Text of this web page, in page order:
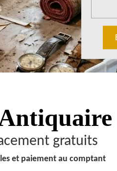
gratuits
et paiement au comptant